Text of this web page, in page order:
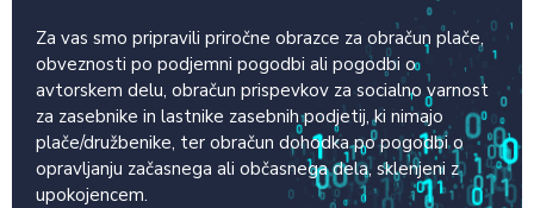
Za vas smo pripravili priročne obrazce za obračun plače,
obveznosti po podjemni pogodbi ali pogodbi o
avtorskem delu, obračun prispevkov za socialno varnost
za zasebnike in lastnike zasebnih podjetij, ki nimajo
plače/družbenike, ter obračun dohodka po pogodbi o
opravljanju začasnega ali občasnega dela, sklenjeni z
upokojencem.